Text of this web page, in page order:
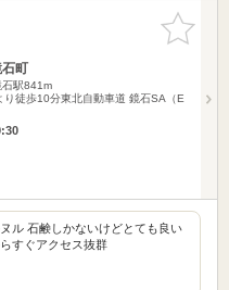
お気に入
りに追加
町
石駅841m
り徒歩10分東北自動車道 鏡石SA（E
ル 石鹸しかないけどとても良い
すぐアクセス抜群